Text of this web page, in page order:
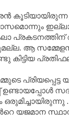
ആ
കിട്ടിയ
ഒരുമിച്ചായിരുന്നു .
യജമാന